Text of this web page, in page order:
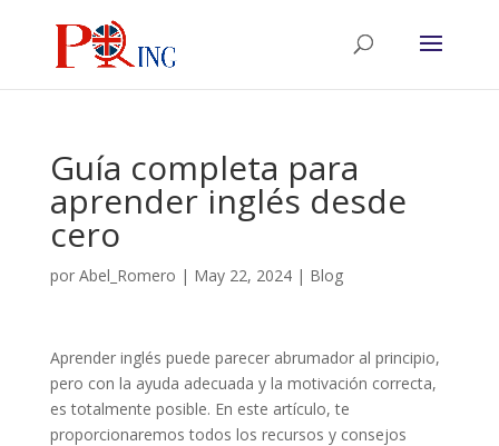
Guía completa para
aprender inglés desde
cero
por Abel_Romero | May 22, 2024| Blog
Aprender inglés puede parecer abrumador al principio,
pero con la ayuda adecuada y la motivación correcta,
es totalmente posible. En este artículo, te
proporcionaremos todos los recursos y consejos